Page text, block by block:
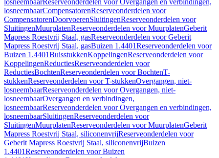
losneembaarReserveonderdelen voor Overgangen en verbindingen,
losneembaarCompensatorenReserveonderdelen voor
CompensatorenDoorvoerenSluitingenReserveonderdelen voor
SluitingenMuurplatenReserveonderdelen voor MuurplatenGeberit
Mapress Roestvrij Staal, gasReserveonderdelen voor Geberit
Mapress Roestvrij Staal, gasBuizen 1.4401Reserveonderdelen voor
Buizen 1.4401BuisstukkenKoppelingenReserveonderdelen voor
KoppelingenReductiesReserveonderdelen voor
ReductiesBochtenReserveonderdelen voor BochtenT-
stukkenReserveonderdelen voor T-stukkenOvergangen, niet-
losneembaarReserveonderdelen voor Overgangen, niet-
losneembaarOvergangen en verbindingen,
losneembaarReserveonderdelen voor Overgangen en verbindingen,
losneembaarSluitingenReserveonderdelen voor
SluitingenMuurplatenReserveonderdelen voor MuurplatenGeberit
Mapress Roestvrij Staal, siliconenvrijReserveonderdelen voor
Geberit Mapress Roestvrij Staal, siliconenvrijBuizen
1.4401Reserveonderdelen voor Buizen